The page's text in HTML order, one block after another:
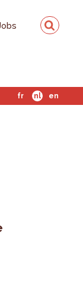
fr nl en